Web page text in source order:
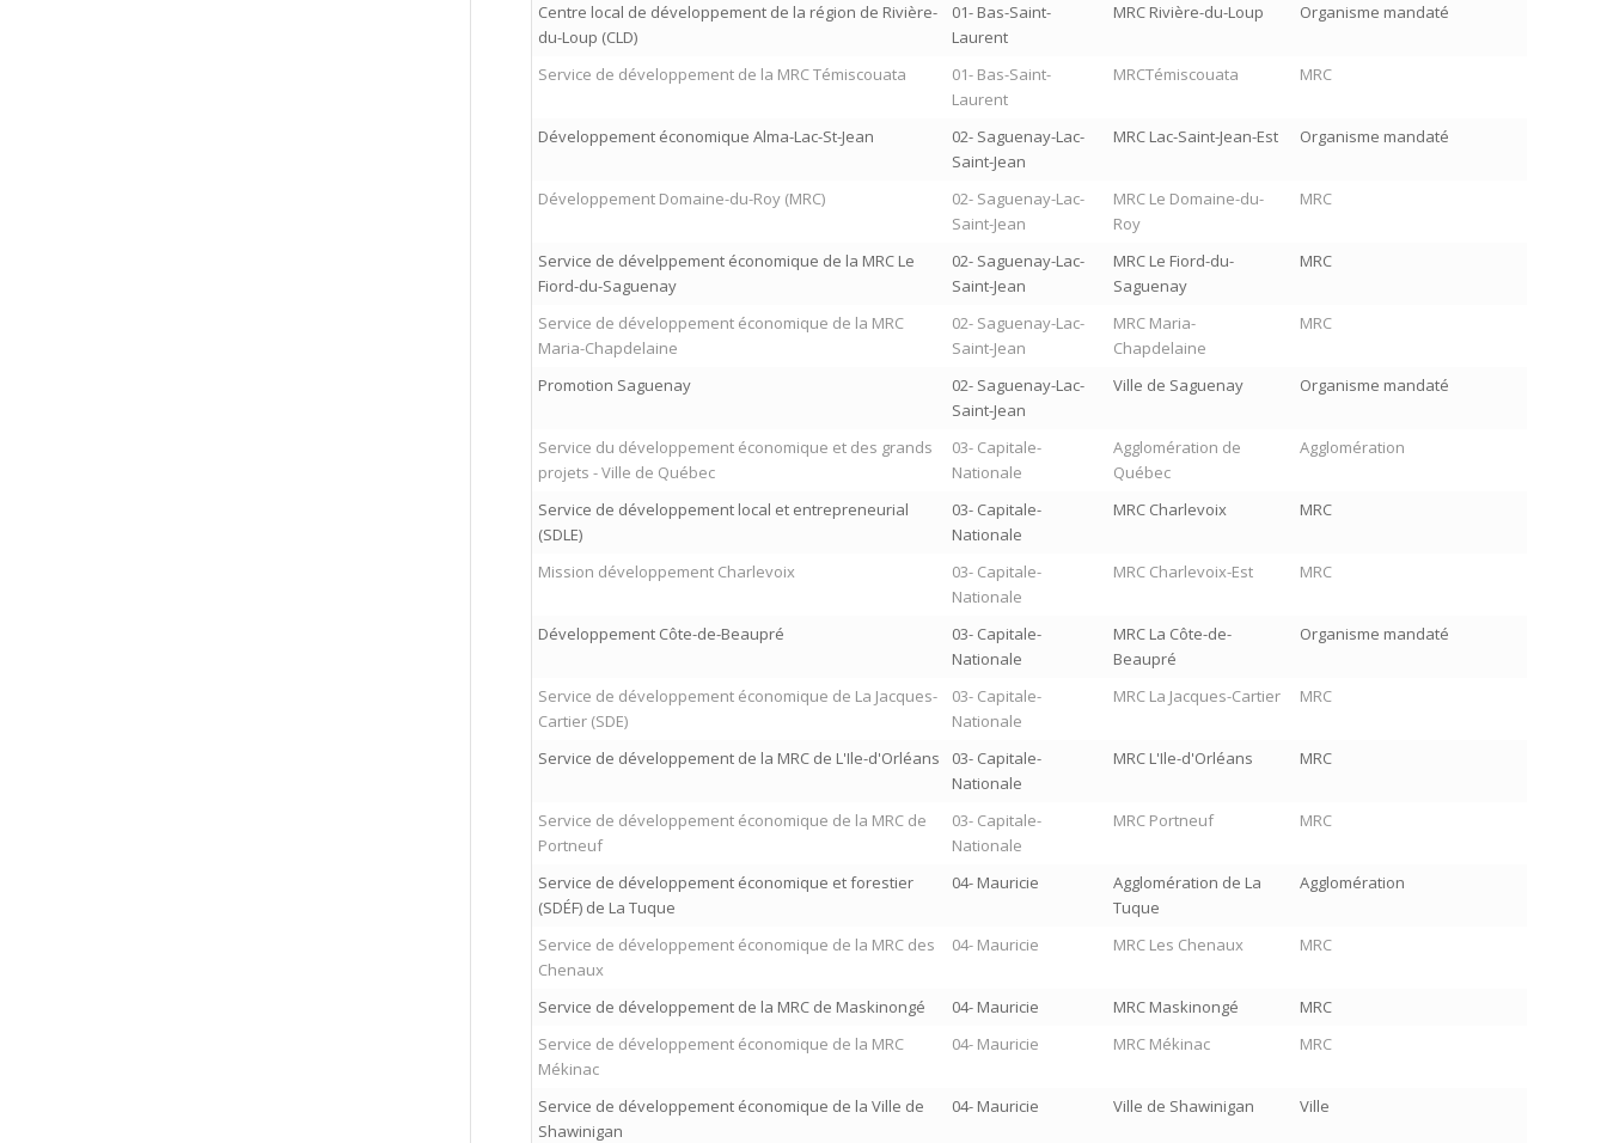
Centre local de développement de la région de Rivière-
du-Loup (CLD)
01- Bas-Saint-
Laurent
MRC Rivière-du-Loup Organisme mandaté
Service de développement de la MRC Témiscouata
01- Bas-Saint-
Laurent
MRCTémiscouata MRC
Développement économique Alma-Lac-St-Jean
02- Saguenay-Lac-
Saint-Jean
MRC Lac-Saint-Jean-Est Organisme mandaté
Développement Domaine-du-Roy (MRC)
02- Saguenay-Lac-
Saint-Jean
MRC Le Domaine-du-
Roy
MRC
Service de dévelppement économique de la MRC Le
Fiord-du-Saguenay
02- Saguenay-Lac-
Saint-Jean
MRC Le Fiord-du-
Saguenay
MRC
Service de développement économique de la MRC
Maria-Chapdelaine
02- Saguenay-Lac-
Saint-Jean
MRC Maria-
Chapdelaine
MRC
Promotion Saguenay
02- Saguenay-Lac-
Saint-Jean
Ville de Saguenay Organisme mandaté
Service du développement économique et des grands
projets - Ville de Québec
03- Capitale-
Nationale
Agglomération de
Québec
Agglomération
Service de développement local et entrepreneurial
(SDLE)
03- Capitale-
Nationale
MRC Charlevoix MRC
Mission développement Charlevoix
03- Capitale-
Nationale
MRC Charlevoix-Est MRC
Développement Côte-de-Beaupré
03- Capitale-
Nationale
MRC La Côte-de-
Beaupré
Organisme mandaté
Service de développement économique de La Jacques-
Cartier (SDE)
03- Capitale-
Nationale
MRC La Jacques-Cartier MRC
Service de développement de la MRC de L'Ile-d'Orléans
03- Capitale-
Nationale
MRC L'Ile-d'Orléans MRC
Service de développement économique de la MRC de
Portneuf
03- Capitale-
Nationale
MRC Portneuf MRC
Service de développement économique et forestier
(SDÉF) de La Tuque
04- Mauricie
Agglomération de La
Tuque
Agglomération
Service de développement économique de la MRC des
Chenaux
04- Mauricie MRC Les Chenaux MRC
Service de développement de la MRC de Maskinongé 04- Mauricie MRC Maskinongé
MRC
Service de développement économique de la MRC
Mékinac
04- Mauricie MRC Mékinac MRC
Service de développement économique de la Ville de
Shawinigan
04- Mauricie Ville de Shawinigan Ville